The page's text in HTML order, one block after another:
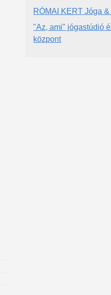
RÓMAI KERT Jóga
"Az, ami" jógastúdió
központ